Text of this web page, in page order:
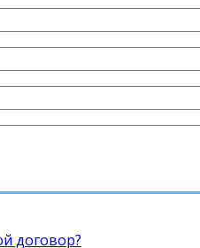
договор?